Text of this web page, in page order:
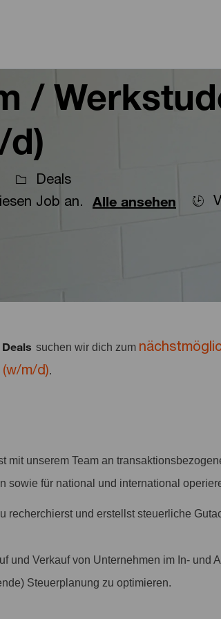
/
d)
Deals
Job an.
Alle ansehen
Deals suchen wir dich zum
m/d).
mit unserem Team an
sowie für national und international
recherchierst und erstellst steuerliche
und Verkauf von Unternehmen im In- und
Steuerplanung zu optimieren.